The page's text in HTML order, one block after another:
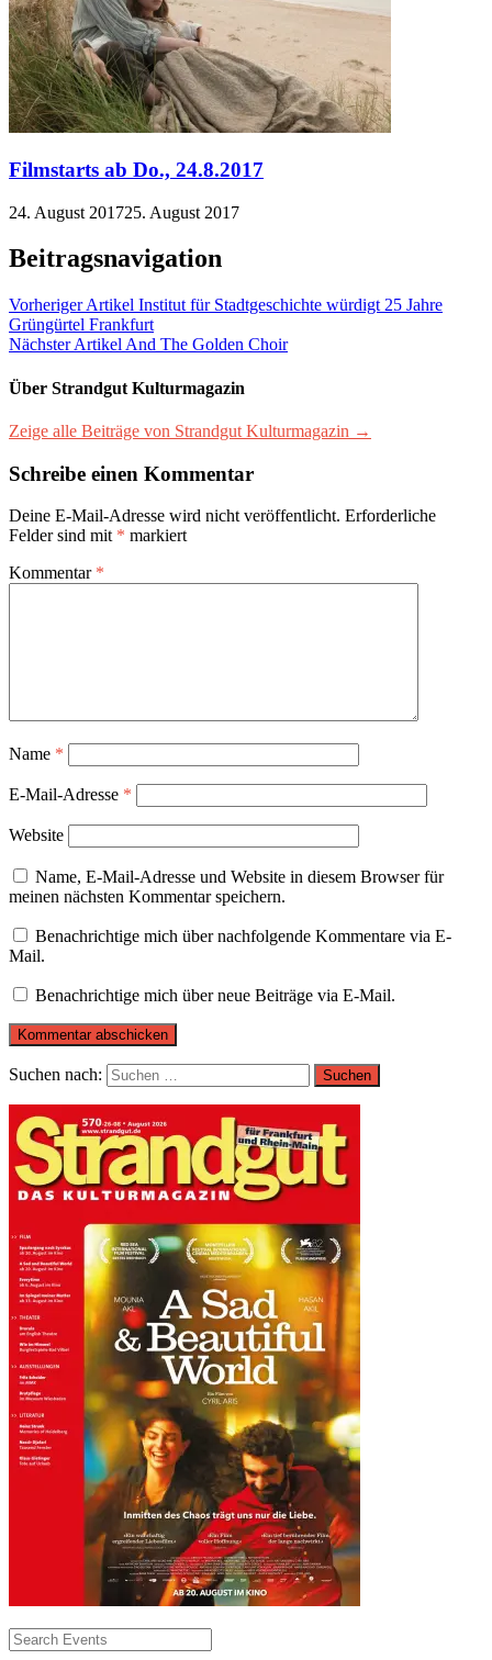
Filmstarts ab Do., 24.8.2017
24. August 201725. August 2017
Beitragsnavigation
Vorheriger Artikel Institut für Stadtgeschichte würdigt 25 Jahre
Grüngürtel Frankfurt
Nächster Artikel And The Golden Choir
Über Strandgut Kulturmagazin
Zeige alle Beiträge von Strandgut Kulturmagazin →
Schreibe einen Kommentar
Deine E-Mail-Adresse wird nicht veröffentlicht. Erforderliche
Felder sind mit * markiert
Kommentar *
Name *
E-Mail-Adresse *
Website
Name, E-Mail-Adresse und Website in diesem Browser für
meinen nächsten Kommentar speichern.
Benachrichtige mich über nachfolgende Kommentare via E-
Mail.
Benachrichtige mich über neue Beiträge via E-Mail.
Suchen nach: